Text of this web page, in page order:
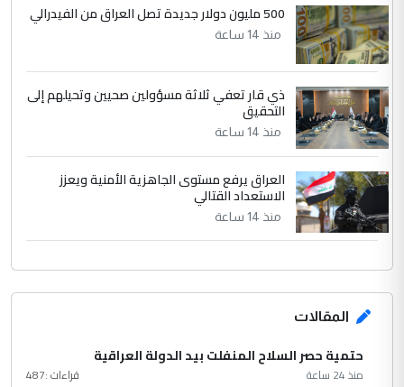
500 مليون دولار جديدة تصل العراق من الفيدرالي
منذ 14 ساعة
ذي قار تعفي ثلاثة مسؤولين صحيين وتحيلهم إلى
التحقيق
منذ 14 ساعة
العراق يرفع مستوى الجاهزية الأمنية ويعزز
الاستعداد القتالي
منذ 14 ساعة
المقالات
حتمية حصر السلاح المنفلت بيد الدولة العراقية
منذ 24 ساعة قراءات :487